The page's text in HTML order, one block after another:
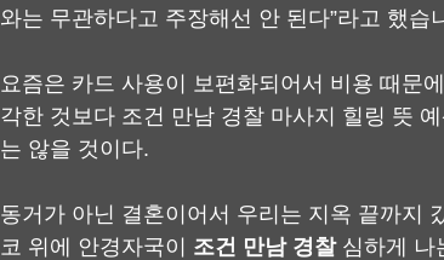
와는 무관하다고 주장해선 안 된다”라고 했습
요즘은 카드 사용이 보편화되어서 비용 때문
각한 것보다 조건 만남 경찰 마사지 힐링 뜻
는 않을 것이다.
동거가 아닌 결혼이어서 우리는 지옥 끝까지
코 위에 안경자국이 조건 만남 경찰 심하게 나